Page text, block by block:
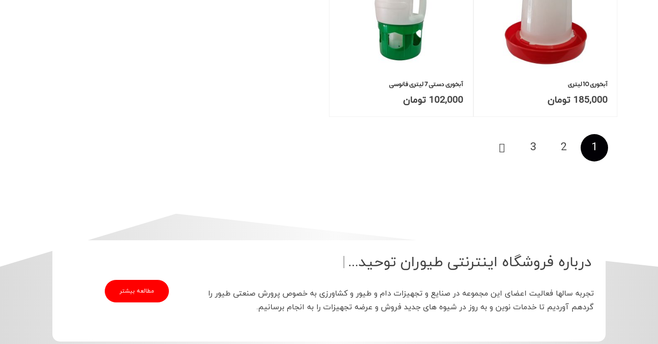
آبخوری 10 لیتری
185,000 تومان
آبخوری دستی 7 لیتری فانوسی
102,000 تومان
صفحه‌بندی
نوشته‌ها
1
2
3
درباره فروشگاه اینترنتی طیوران تو|
تجربه سالها فعالیت اعضای این مجموعه در صنایع و تجهیزات دام و طیور و کشاورزی به خصوص پرورش صنعتی طیور را
گردهم آوردیم تا خدمات نوین و به روز در شیوه های جدید فروش و عرضه تجهیزات را به انجام برسانیم.
مطالعه بیشتر